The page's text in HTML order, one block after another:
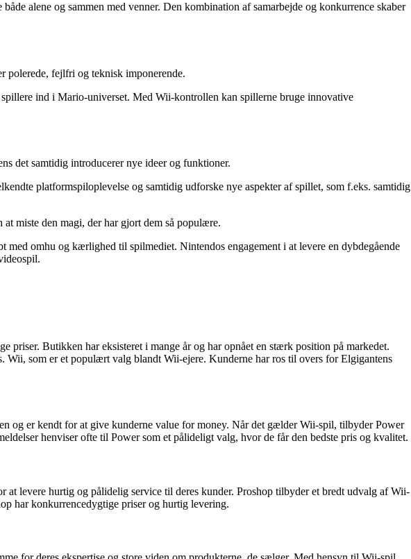
alene og sammen med venner. Den kombination af samarbejde og konkurrence skaber
polerede, fejlfri og teknisk imponerende.
ind i Mario-universet. Med Wii-kontrollen kan spillerne bruge innovative
det samtidig introducerer nye ideer og funktioner.
platformspiloplevelse og samtidig udforske nye aspekter af spillet, som f.eks. samtidig
miste den magi, der har gjort dem så populære.
omhu og kærlighed til spilmediet. Nintendos engagement i at levere en dybdegående
Butikken har eksisteret i mange år og har opnået en stærk position på markedet.
som er et populært valg blandt Wii-ejere. Kunderne har ros til overs for Elgigantens
og er kendt for at give kunderne value for money. Når det gælder Wii-spil, tilbyder Power
henviser ofte til Power som et pålideligt valg, hvor de får den bedste pris og kvalitet.
levere hurtig og pålidelig service til deres kunder. Proshop tilbyder et bredt udvalg af Wii-
har konkurrencedygtige priser og hurtig levering.